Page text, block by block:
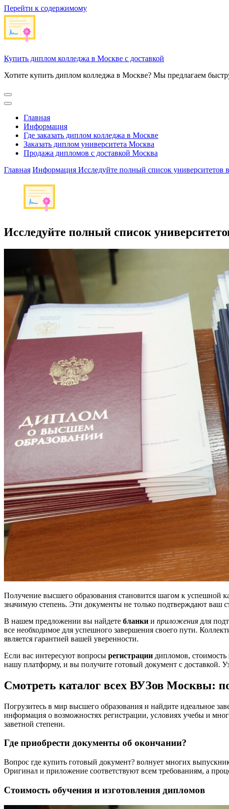
Перейти к содержимому
Купить диплом колледжа в Москве с доставкой
Хотите купить диплом колледжа в Москве? Мы предлагаем
Главная
Информация
Где заказать диплом колледжа в Москве
Заказать диплом университета Москва
Продажа дипломов с доставкой Москва
Главная Информация Исследуйте полный список университетов
Исследуйте полный список
Получение высшего образования становится шагом к успешной
значимую степень. Эти документы не только подтверждают ваш
В нашем предложении вы найдете бланки и приложения для
все необходимое для успешного завершения своего пути.
является гарантией вашей уверенности.
Если вас интересуют вопросы регистрации дипломов,
нашу платформу, и вы получите готовый документ с доставкой.
Смотреть каталог всех ВУЗов Москвы:
Погрузитесь в мир высшего образования и найдите идеальное
информация о возможностях регистрации, условиях учебы и
заветной степени.
Где приобрести документы об окончании?
Вопрос где купить готовый документ? волнует многих
Оригинал и приложение соответствуют всем требованиям, а
Стоимость обучения и изготовления дипломов